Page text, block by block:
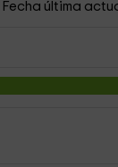
Fecha última